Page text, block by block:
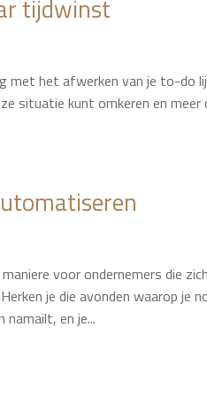
tijdwinst
met het afwerken van je to-do
situatie kunt omkeren en
voor ondernemers die
je die avonden waarop je
en je...